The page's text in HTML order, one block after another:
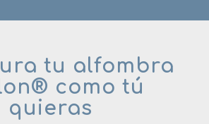
tu alfombra
como tú
quieras